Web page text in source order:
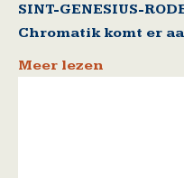
SINT-GENESIUS-
Chromatik komt er
Meer lezen